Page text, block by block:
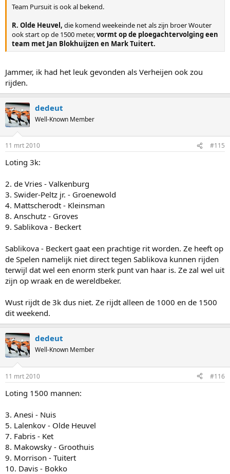
Team Pursuit is ook al bekend.
R. Olde Heuvel, die komend weekeinde net als zijn broer Wouter
ook start op de 1500 meter,vormt op de ploegachtervolging een
team met Jan Blokhuijzen en Mark Tuitert.
Jammer, ik had het leuk gevonden als Verheijen ook zou
rijden.
dedeut
Well-Known Member
11 mrt 2010 #115
Loting 3k:
2. de Vries - Valkenburg
3. Swider-Peltz jr. - Groenewold
4. Mattscherodt - Kleinsman
8. Anschutz - Groves
9. Sablikova - Beckert
Sablikova - Beckert gaat een prachtige rit worden. Ze heeft op
de Spelen namelijk niet direct tegen Sablikova kunnen rijden
terwijl dat wel een enorm sterk punt van haar is. Ze zal wel uit
zijn op wraak en de wereldbeker.
Wust rijdt de 3k dus niet. Ze rijdt alleen de 1000 en de 1500
dit weekend.
dedeut
Well-Known Member
11 mrt 2010 #116
Loting 1500 mannen:
3. Anesi - Nuis
5. Lalenkov - Olde Heuvel
7. Fabris - Ket
8. Makowsky - Groothuis
9. Morrison - Tuitert
10. Davis - Bokko